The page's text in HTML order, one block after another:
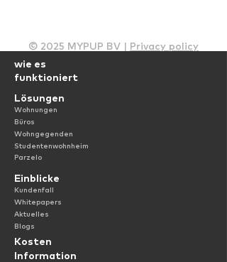
© 2025 MYPUP BV |
Privacy policy
wie es
funktioniert
Lösungen
Wohnungen
Büros
Wohngegenden
Studentenwohnheim
Parzelo
Einblicke
Kundenfall
Whitepapers
Aktuelles
Blogs
Kosten
Information